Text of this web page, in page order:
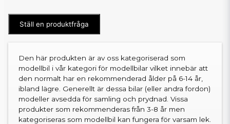
Ställ en produktfråga
Den här produkten är av oss kategoriserad som
modellbil i vår kategori för modellbilar vilket innebär att
den normalt har en rekommenderad ålder på 6-14 år,
ibland lägre. Generellt är dessa bilar (eller andra fordon)
modeller avsedda för samling och prydnad. Vissa
produkter som rekommenderas från 3-8 år men
kategoriseras som modellbil kan fungera för varsam lek.